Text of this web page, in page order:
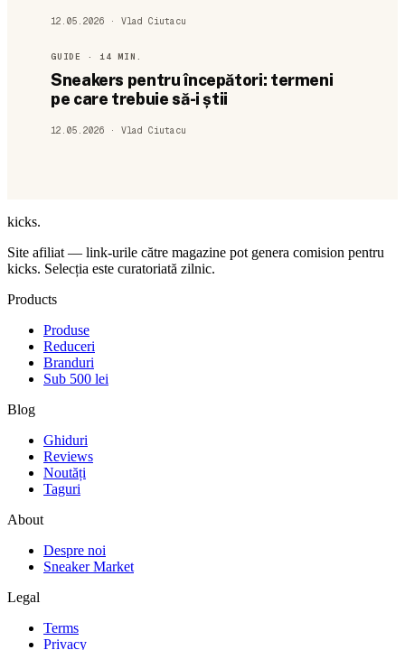
12.05.2026 · Vlad Ciutacu
GUIDE · 14 MIN.
Sneakers pentru începători: termeni
pe care trebuie să-i știi
12.05.2026 · Vlad Ciutacu
kicks.
Site afiliat — link-urile către magazine pot genera comision pentru
kicks. Selecția este curatoriată zilnic.
Products
Produse
Reduceri
Branduri
Sub 500 lei
Blog
Ghiduri
Reviews
Noutăți
Taguri
About
Despre noi
Sneaker Market
Legal
Terms
Privacy